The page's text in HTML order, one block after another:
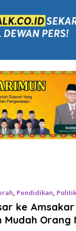
, Pendidikan, Politik
ke
Mudah Orang